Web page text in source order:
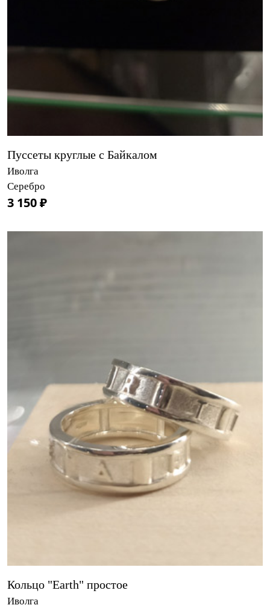
Пуссеты круглые с Байкалом
Иволга
Серебро
3 150 ₽
Кольцо "Earth" простое
Иволга